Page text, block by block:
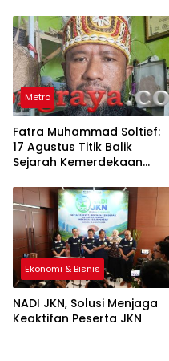
Metro
Fatra Muhammad Soltief:
17 Agustus Titik Balik
Sejarah Kemerdekaan
Ekonomi & Bisnis
NADI JKN, Solusi Menjaga
Keaktifan Peserta JKN